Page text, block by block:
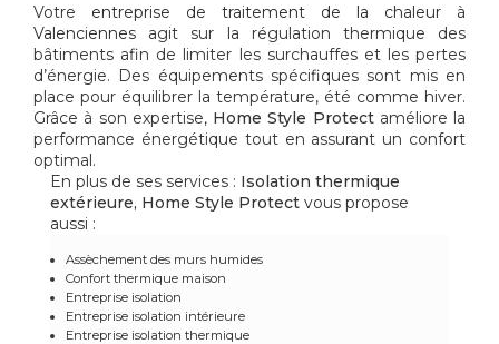
Votre entreprise de traitement de la chaleur à
Valenciennes agit sur la régulation thermique des
bâtiments afin de limiter les surchauffes et les pertes
d’énergie. Des équipements spécifiques sont mis en
place pour équilibrer la température, été comme hiver.
Grâce à son expertise, Home Style Protectaméliore la
performance énergétique tout en assurant un confort
optimal.
En plus de ses services : Isolation thermique
extérieure, Home Style Protect vous propose
aussi :
Assèchement des murs humides
Confort thermique maison
Entreprise isolation
Entreprise isolation intérieure
Entreprise isolation thermique